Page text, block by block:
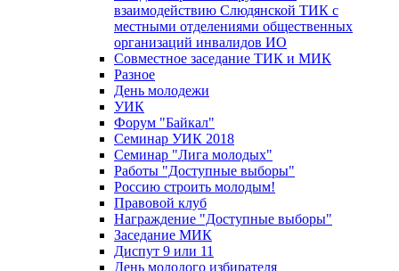
взаимодействию Слюдянской ТИК с
местными отделениями общественных
организаций инвалидов ИО
Совместное заседание ТИК и МИК
Разное
День молодежи
УИК
Форум "Байкал"
Семинар УИК 2018
Семинар "Лига молодых"
Работы "Доступные выборы"
Россию строить молодым!
Правовой клуб
Награждение "Доступные выборы"
Заседание МИК
Диспут 9 или 11
День молодого избирателя